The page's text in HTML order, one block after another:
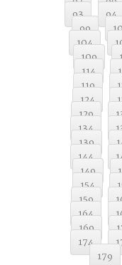
93
94
99
104
109
114
119
124
129
134
139
144
149
154
159
164
169
174
179